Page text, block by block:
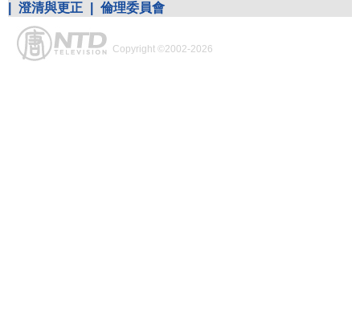
澄清與更正 倫理委員會
Copyright ©2002-2026